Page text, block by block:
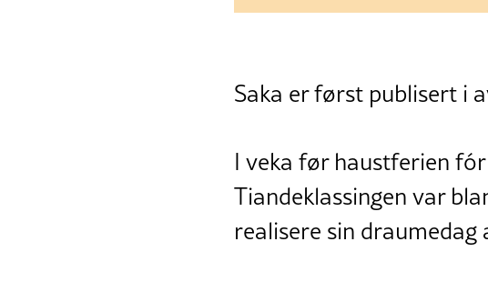
Saka er først publisert i
I veka før haustferien
Tiandeklassingen var
realisere sin draumedag